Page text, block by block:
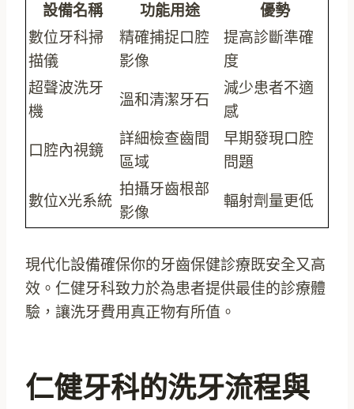
設備名稱 功能用途
優勢
數位牙科掃
描儀
精確捕捉口腔
影像
提高診斷準確
度
超聲波洗牙
機
溫和清潔牙石
減少患者不適
感
口腔內視鏡
詳細檢查齒間
區域
早期發現口腔
問題
數位X光系統
拍攝牙齒根部
影像
輻射劑量更低
現代化設備確保你的牙齒保健診療既安全又高
效。仁健牙科致力於為患者提供最佳的診療體
驗，讓洗牙費用真正物有所值。
仁健牙科的洗牙流程與